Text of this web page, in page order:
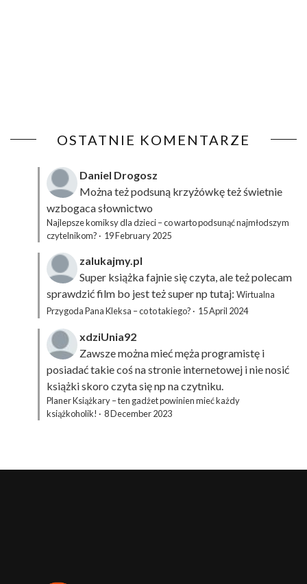
OSTATNIE KOMENTARZE
Daniel Drogosz
Można też podsuną krzyżówkęteż świetnie
wzbogaca słownictwo
Najlepsze komiksy dla dzieci – co warto podsunąć najmłodszym
czytelnikom? · 19 February 2025
zalukajmy.pl
Super książka fajnie się czyta, ale też polecam
sprawdzić film bo jest też super np tutaj: Wirtualna
Przygoda Pana Kleksa – co to takiego? · 15 April 2024
xdziUnia92
Zawsze można mieć męża programistę i
posiadać takie coś na stronie internetowej i nie nosić
książki skoro czyta się np na czytniku.
Planer Książkary – ten gadżet powinien mieć każdy
książkoholik! · 8 December 2023